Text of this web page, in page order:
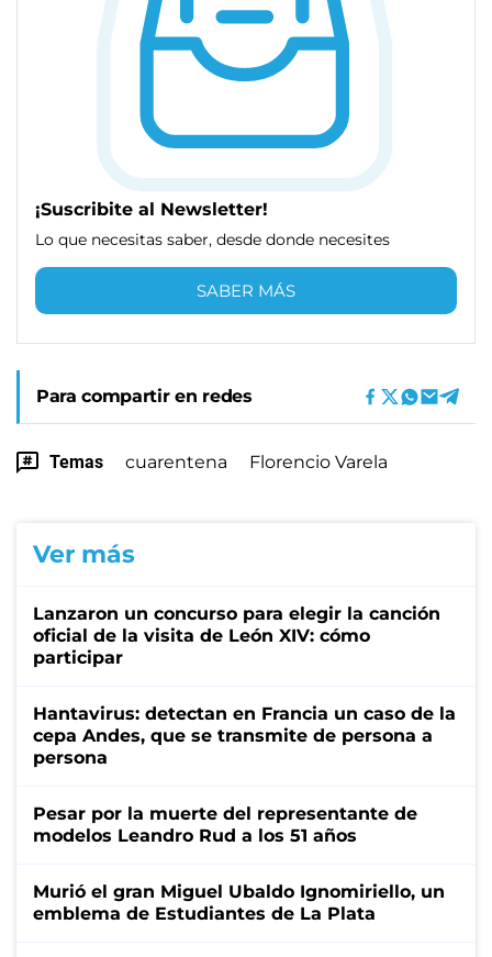
¡Suscribite al Newsletter!
Lo que necesitas saber, desde donde necesites
SABER MÁS
Para compartir en redes
Temas cuarentena Florencio Varela
Ver más
Lanzaron un concurso para elegir la canción
oficial de la visita de León XIV: cómo
participar
Hantavirus: detectan en Francia un caso de la
cepa Andes, que se transmite de persona a
persona
Pesar por la muerte del representante de
modelos Leandro Rud a los 51 años
Murió el gran Miguel Ubaldo Ignomiriello, un
emblema de Estudiantes de La Plata